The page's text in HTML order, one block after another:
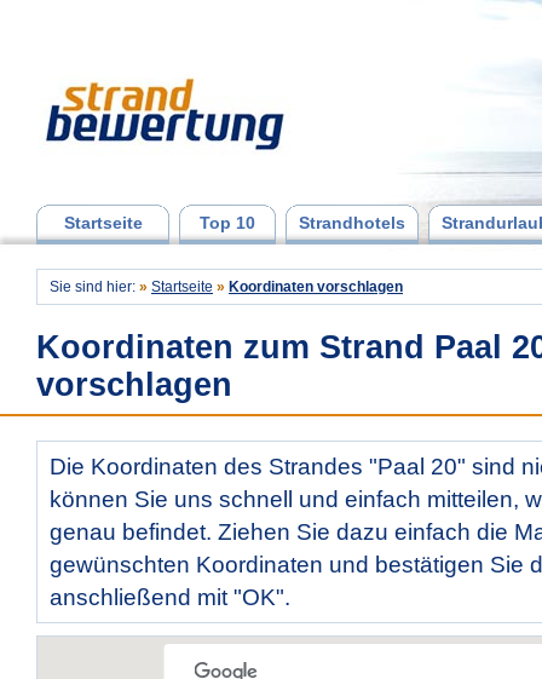
Startseite Top 10 Strandhotels
Sie sind hier: » Startseite » Koordinaten vorschlagen
Koordinaten zum Strand Paal
vorschlagen
Die Koordinaten des Strandes "Paal 20" sind
können Sie uns schnell und einfach mitteilen,
genau befindet. Ziehen Sie dazu einfach die
gewünschten Koordinaten und bestätigen Sie
anschließend mit "OK".